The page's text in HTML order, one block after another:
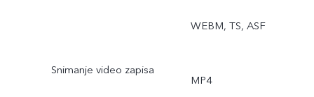
WEBM, TS, ASF
Snimanje video zapisa
MP4